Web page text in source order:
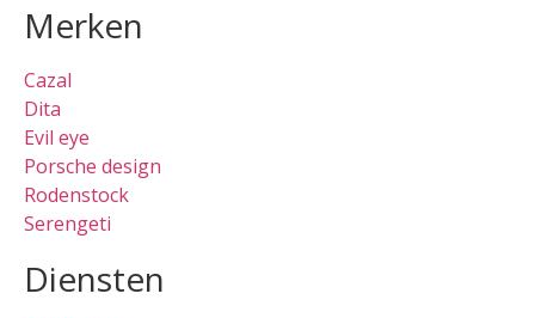
Merken
Cazal
Dita
Evil eye
Porsche design
Rodenstock
Serengeti
Diensten